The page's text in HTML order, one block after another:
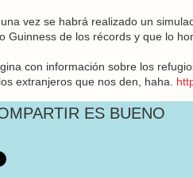
vez se habrá realizado un
Guinness de los récords y que lo
con información sobre los
extranjeros que nos den, haha.
ES BUENO